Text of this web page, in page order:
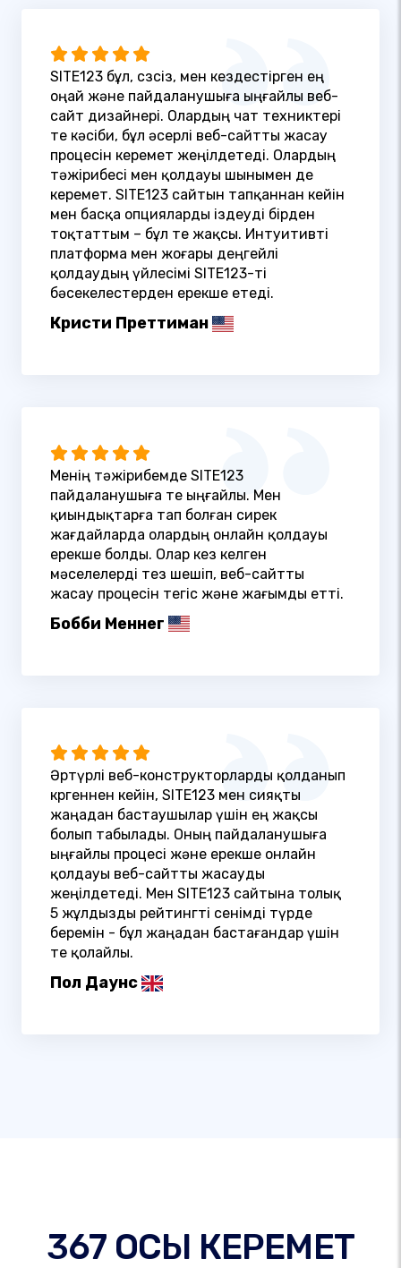
SITE123 бұл, сөзсіз, мен кездестірген ең
оңай және пайдаланушыға ыңғайлы веб-
сайт дизайнері. Олардың чат техниктері
өте кәсіби, бұл әсерлі веб-сайтты жасау
процесін керемет жеңілдетеді. Олардың
тәжірибесі мен қолдауы шынымен де
керемет. SITE123 сайтын тапқаннан кейін
мен басқа опцияларды іздеуді бірден
тоқтаттым – бұл өте жақсы. Интуитивті
платформа мен жоғары деңгейлі
қолдаудың үйлесімі SITE123-ті
бәсекелестерден ерекше етеді.
Кристи Преттиман
Менің тәжірибемде SITE123
пайдаланушыға өте ыңғайлы. Мен
қиындықтарға тап болған сирек
жағдайларда олардың онлайн қолдауы
ерекше болды. Олар кез келген
мәселелерді тез шешіп, веб-сайтты
жасау процесін тегіс және жағымды етті.
Бобби Меннег
Әртүрлі веб-конструкторларды қолданып
көргеннен кейін, SITE123 мен сияқты
жаңадан бастаушылар үшін ең жақсы
болып табылады. Оның пайдаланушыға
ыңғайлы процесі және ерекше онлайн
қолдауы веб-сайтты жасауды
жеңілдетеді. Мен SITE123 сайтына толық
5 жұлдызды рейтингті сенімді түрде
беремін - бұл жаңадан бастағандар үшін
өте қолайлы.
Пол Даунс
367 ОСЫ КЕРЕМЕТ